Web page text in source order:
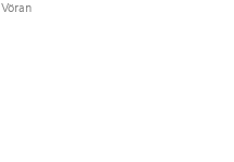
Vöran